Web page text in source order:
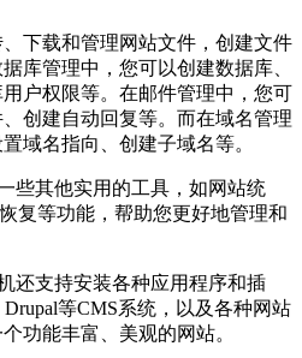
下载和管理网站文件，创建文件
库管理中，您可以创建数据库、
户权限等。在邮件管理中，您可
创建自动回复等。而在域名管理
域名指向、创建子域名等。
些其他实用的工具，如网站统
复等功能，帮助您更好地管理和
还支持安装各种应用程序和插
Drupal等CMS系统，以及各种网站
功能丰富、美观的网站。